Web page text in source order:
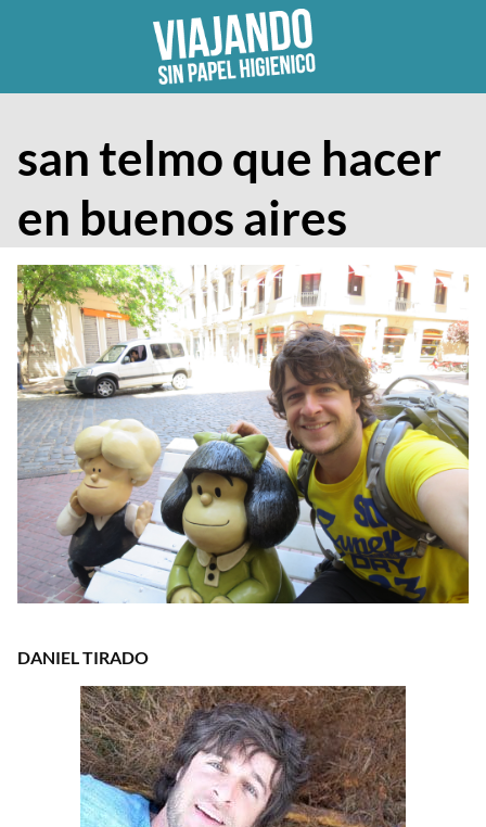
san telmo que hacer
en buenos aires
DANIEL TIRADO